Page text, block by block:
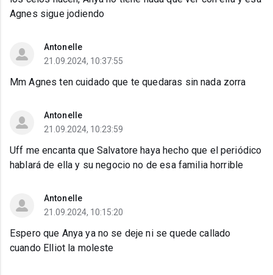
Agnes sigue jodiendo
Antonelle
21.09.2024, 10:37:55
Mm Agnes ten cuidado que te quedaras sin nada zorra
Antonelle
21.09.2024, 10:23:59
Uff me encanta que Salvatore haya hecho que el periódico
hablará de ella y su negocio no de esa familia horrible
Antonelle
21.09.2024, 10:15:20
Espero que Anya ya no se deje ni se quede callado
cuando Elliot la moleste